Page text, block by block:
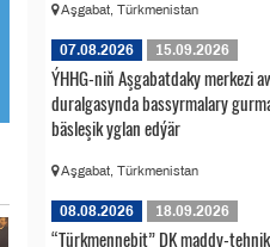
Aşgabat, Türkmenistan
07.08.2026 15.09.2026
ÝHHG-niň Aşgabatdaky merkezi
duralgasynda bassyrmalary
bäsleşik yglan edýär
Aşgabat, Türkmenistan
08.08.2026 18.09.2026
“Türkmennebit” DK maddy-